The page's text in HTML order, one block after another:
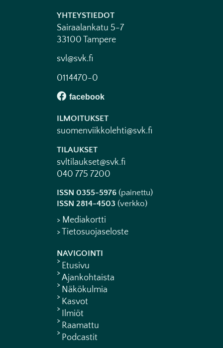
YHTEYSTIEDOT
Sairaalankatu 5-7
33100 Tampere
svl@svk.fi
0114470-0
ILMOITUKSET
suomenviikkolehti@svk.fi
TILAUKSET
svltilaukset@svk.fi
040 775 7200
ISSN 0355-5976 (painettu)
ISSN 2814-4503 (verkko)
> Mediakortti
> Tietosuojaseloste
NAVIGOINTI
Etusivu
Ajankohtaista
Näkökulmia
Kasvot
Ilmiöt
Raamattu
Podcastit